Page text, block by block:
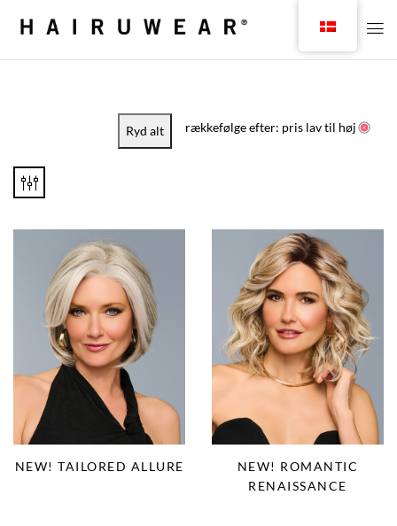
Ryd alt rækkefølge efter: pris lav til høj
NEW! TAILORED ALLURE
NEW! ROMANTIC
RENAISSANCE